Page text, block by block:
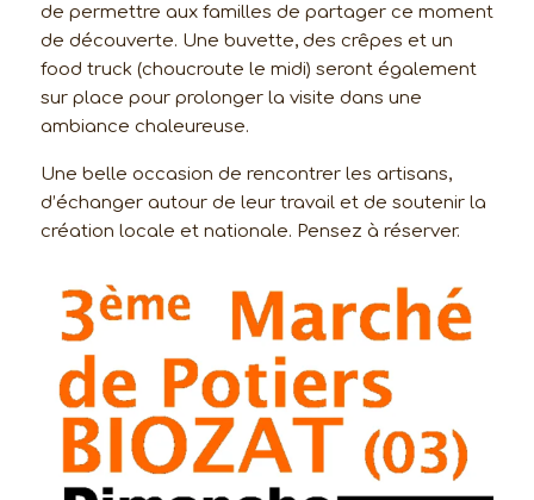
de permettre aux familles de partager ce moment
de découverte. Une buvette, des crêpes et un
food truck (choucroute le midi) seront également
sur place pour prolonger la visite dans une
ambiance chaleureuse.
Une belle occasion de rencontrer les artisans,
d’échanger autour de leur travail et de soutenir la
création locale et nationale. Pensez à réserver.